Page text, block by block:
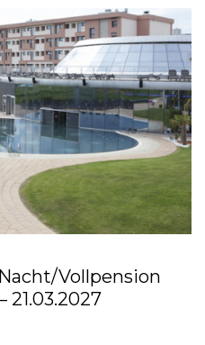
Vollpension
21.03.2027